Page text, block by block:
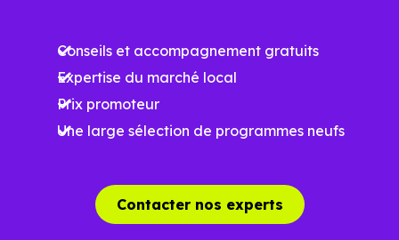
Conseils et accompagnement gratuits
Expertise du marché local
Prix promoteur
Une large sélection de programmes neufs
Contacter nos experts